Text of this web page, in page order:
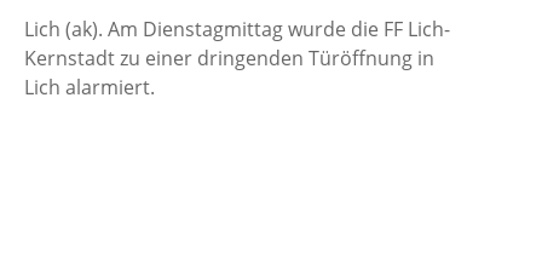
Lich (ak). Am Dienstagmittag wurde die FF Lich-
Kernstadt zu einer dringenden Türöffnung in
Lich alarmiert.